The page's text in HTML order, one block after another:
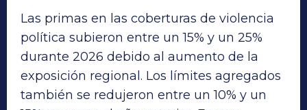
Las primas en las coberturas de violencia
política subieron entre un 15% y un 25%
durante 2026 debido al aumento de la
exposición regional. Los límites agregados
también se redujeron entre un 10% y un